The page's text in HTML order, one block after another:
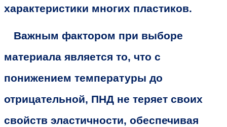
характеристики многих пластиков.
Важным фактором при выборе
материала является то, что с
понижением температуры до
отрицательной, ПНД не теряет своих
свойств эластичности, обеспечивая